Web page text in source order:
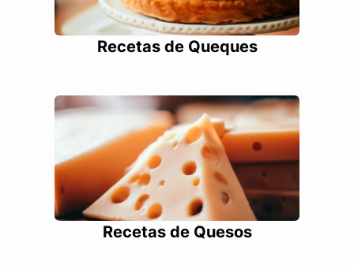
Recetas de Queques
Recetas de Quesos